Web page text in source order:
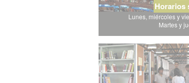
Horarios
Lunes, miércoles y
Martes y